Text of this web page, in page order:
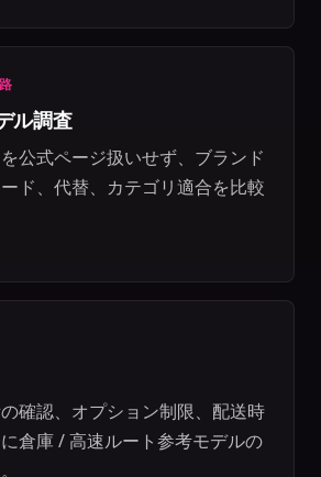
ル調査
公式ページ扱いせず、ブランド
ド、代替、カテゴリ適合を比較
確認、オプション制限、配送時
倉庫 / 高速ルート参考モデルの